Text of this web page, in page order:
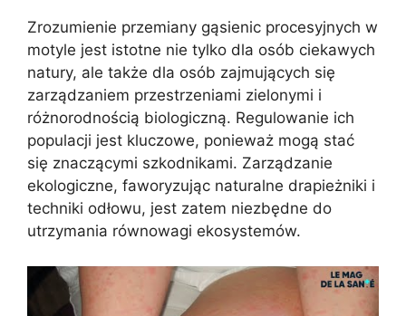
Zrozumienie przemiany gąsienic procesyjnych w
motyle jest istotne nie tylko dla osób ciekawych
natury, ale także dla osób zajmujących się
zarządzaniem przestrzeniami zielonymi i
różnorodnością biologiczną. Regulowanie ich
populacji jest kluczowe, ponieważ mogą stać
się znaczącymi szkodnikami. Zarządzanie
ekologiczne, faworyzując naturalne drapieżniki i
techniki odłowu, jest zatem niezbędne do
utrzymania równowagi ekosystemów.